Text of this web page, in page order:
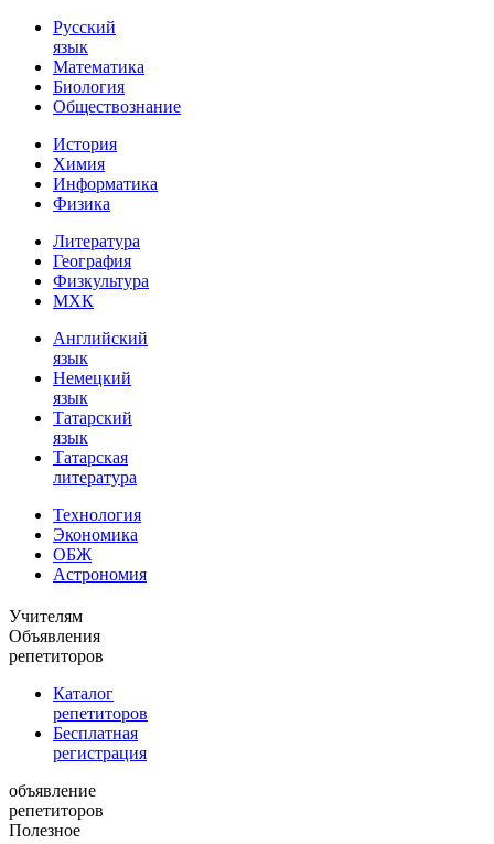
Русский
язык
Математика
Биология
Обществознание
История
Химия
Информатика
Физика
Литература
География
Физкультура
МХК
Английский
язык
Немецкий
язык
Татарский
язык
Татарская
литература
Технология
Экономика
ОБЖ
Астрономия
Учителям
Объявления
репетиторов
Каталог
репетиторов
Бесплатная
регистрация
объявление
репетиторов
Полезное